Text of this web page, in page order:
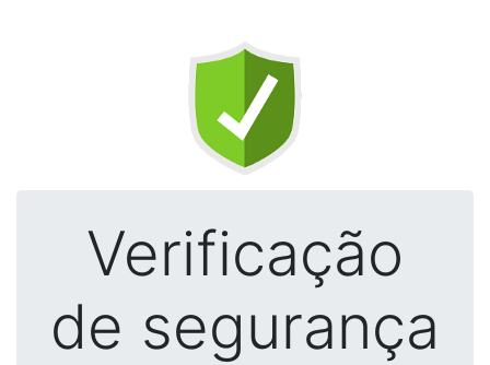
Verificação
de segurança